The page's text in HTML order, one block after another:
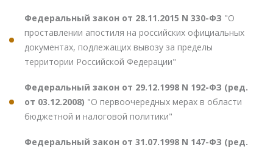
Федеральный закон от 28.11.2015 N 330-ФЗ "О
проставлении апостиля на российских официальных
документах, подлежащих вывозу за пределы
территории Российской Федерации"
Федеральный закон от 29.12.1998 N 192-ФЗ (ред.
от 03.12.2008) "О первоочередных мерах в области
бюджетной и налоговой политики"
Федеральный закон от 31.07.1998 N 147-ФЗ (ред.